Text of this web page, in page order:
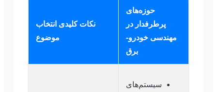
حوزه‌های
پرطرفدار در
مهندسی خودرو-
برق
نکات کلیدی انتخاب
موضوع
سیستم‌های